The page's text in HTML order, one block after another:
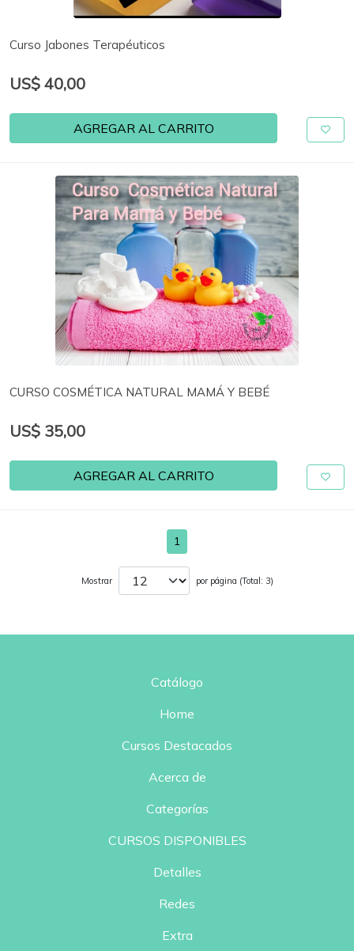
Curso Jabones Terapéuticos
US$ 40,00
AGREGAR AL CARRITO
CURSO COSMÉTICA NATURAL MAMÁ Y BEBÉ
US$ 35,00
AGREGAR AL CARRITO
1
Mostrar por página (Total: 3)
Catálogo
Home
Cursos Destacados
Acerca de
Categorías
CURSOS DISPONIBLES
Detalles
Redes
Extra